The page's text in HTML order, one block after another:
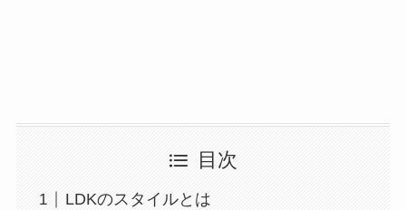
目次
LDKのスタイルとは